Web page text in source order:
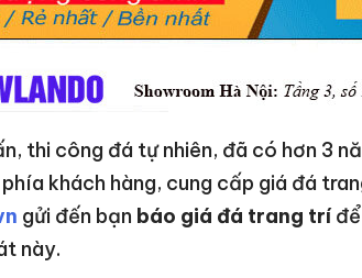
thi công đá tự nhiên, đã có hơn 3
khách hàng, cung cấp giá đá
gửi đến bạn báo giá đá trang trí
này.